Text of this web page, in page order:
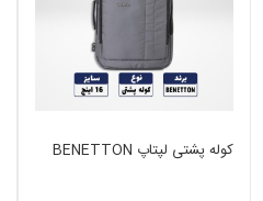
کوله پشتی لپتاپ BENETTON